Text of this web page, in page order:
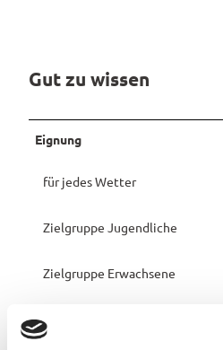
Gut zu wissen
Eignung
für jedes Wetter
Zielgruppe Jugendliche
Zielgruppe Erwachsene
Zielgruppe Senioren